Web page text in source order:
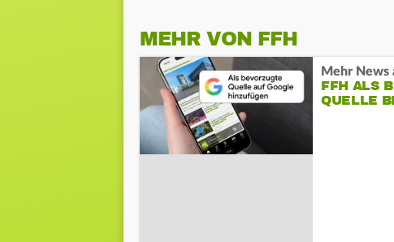
MEHR VON FFH
Mehr News
FFH ALS
QUELLE